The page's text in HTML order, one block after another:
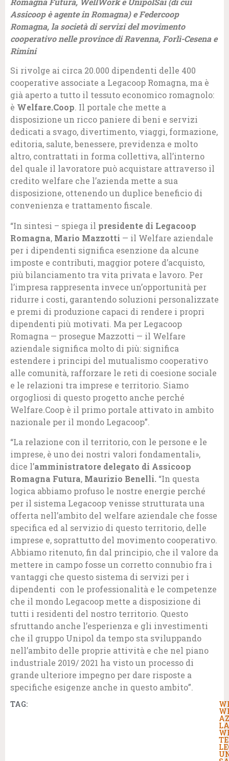
Assicoop è agente in Romagna) e Federcoop
Romagna, la società di servizi del movimento
cooperativo nelle province di Ravenna, Forlì-Cesena e
Rimini
Si rivolge ai circa 20.000 dipendenti delle 400
cooperative associate a Legacoop Romagna, ma è
già aperto a tutto il tessuto economico romagnolo:
è Welfare.Coop. Il portale che mette a
disposizione un ricco paniere di beni e servizi
dedicati a svago, divertimento, viaggi, formazione,
editoria, salute, benessere, previdenza e molto
altro, contrattati in forma collettiva, all’interno
del quale il lavoratore può acquistare attraverso il
credito welfare che l’azienda mette a sua
disposizione, ottenendo un duplice beneficio di
convenienza e trattamento fiscale.
“In sintesi – spiega il presidente di Legacoop
Romagna, Mario Mazzotti — il Welfare aziendale
per i dipendenti significa esenzione da alcune
imposte e contributi, maggior potere d’acquisto,
più bilanciamento tra vita privata e lavoro. Per
l’impresa rappresenta invece un’opportunità per
ridurre i costi, garantendo soluzioni personalizzate
e premi di produzione capaci di rendere i propri
dipendenti più motivati. Ma per Legacoop
Romagna — prosegue Mazzotti — il Welfare
aziendale significa molto di più: significa
estendere i principi del mutualismo cooperativo
alle comunità, rafforzare le reti di coesione sociale
e le relazioni tra imprese e territorio. Siamo
orgogliosi di questo progetto anche perché
Welfare.Coop è il primo portale attivato in ambito
nazionale per il mondo Legacoop”.
“La relazione con il territorio, con le persone e le
imprese, è uno dei nostri valori fondamentali»,
dice l’amministratore delegato di Assicoop
Romagna Futura, Maurizio Benelli. “In questa
logica abbiamo profuso le nostre energie perché
per il sistema Legacoop venisse strutturata una
offerta nell’ambito del welfare aziendale che fosse
specifica ed al servizio di questo territorio, delle
imprese e, soprattutto del movimento cooperativo.
Abbiamo ritenuto, fin dal principio, che il valore da
mettere in campo fosse un corretto connubio fra i
vantaggi che questo sistema di servizi per i
dipendenti con le professionalità e le competenze
che il mondo Legacoop mette a disposizione di
tutti i residenti del nostro territorio. Questo
sfruttando anche l’esperienza e gli investimenti
che il gruppo Unipol da tempo sta sviluppando
nell’ambito delle proprie attività e che nel piano
industriale 2019/ 2021 ha visto un processo di
grande ulteriore impegno per dare risposte a
specifiche esigenze anche in questo ambito”.
TAG: